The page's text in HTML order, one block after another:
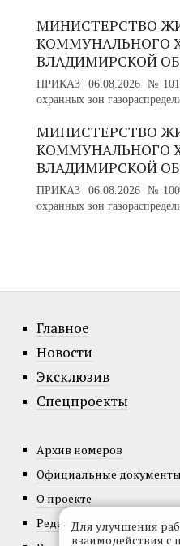
МИНИСТЕРСТВО
КОММУНАЛЬНОГО
ВЛАДИМИРСКОЙ
ПРИКАЗ 06.08.2026
охранных зон
МИНИСТЕРСТВО
КОММУНАЛЬНОГО
ВЛАДИМИРСКОЙ
ПРИКАЗ 06.08.2026
охранных зон
Главное
Новости
Эксклюзив
Спецпроекты
Архив номеров
Официальные документы
О проекте
РедакцияДля улучшения
взаимодействия с